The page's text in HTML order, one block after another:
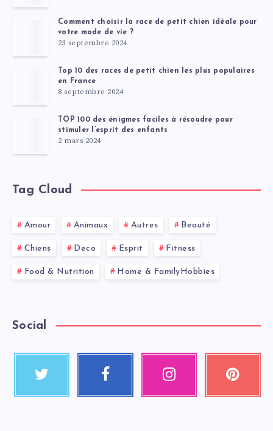
Comment choisir la race de petit chien idéale pour
votre mode de vie ?
23 septembre 2024
Top 10 des races de petit chien les plus populaires
en France
8 septembre 2024
TOP 100 des énigmes faciles à résoudre pour
stimuler l’esprit des enfants
2 mars 2024
Tag Cloud
Amour Animaux Autres Beauté
Chiens Deco Esprit Fitness
Food & Nutrition Home & FamilyHobbies
Social